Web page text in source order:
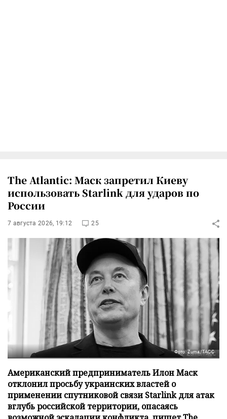
The Atlantic: Маск запретил Киеву
использовать Starlink для ударов по
России
7 августа 2026, 19:12 25
Фото: Zuma/ТАСС
Американский предприниматель Илон Маск
отклонил просьбу украинских властей о
применении спутниковой связи Starlink для атак
вглубь российской территории, опасаясь